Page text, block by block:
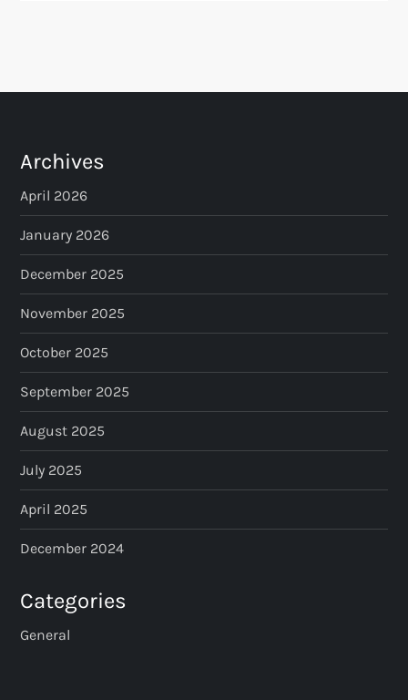
Archives
April 2026
January 2026
December 2025
November 2025
October 2025
September 2025
August 2025
July 2025
April 2025
December 2024
Categories
General